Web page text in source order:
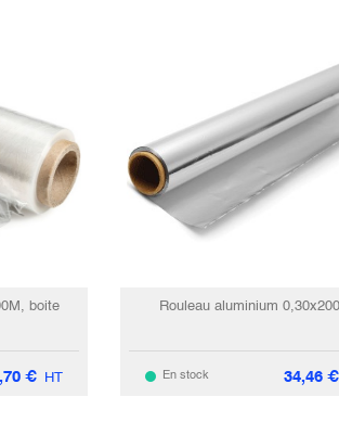
boite
€ HT
Rouleau aluminium
En stock 34,46 €